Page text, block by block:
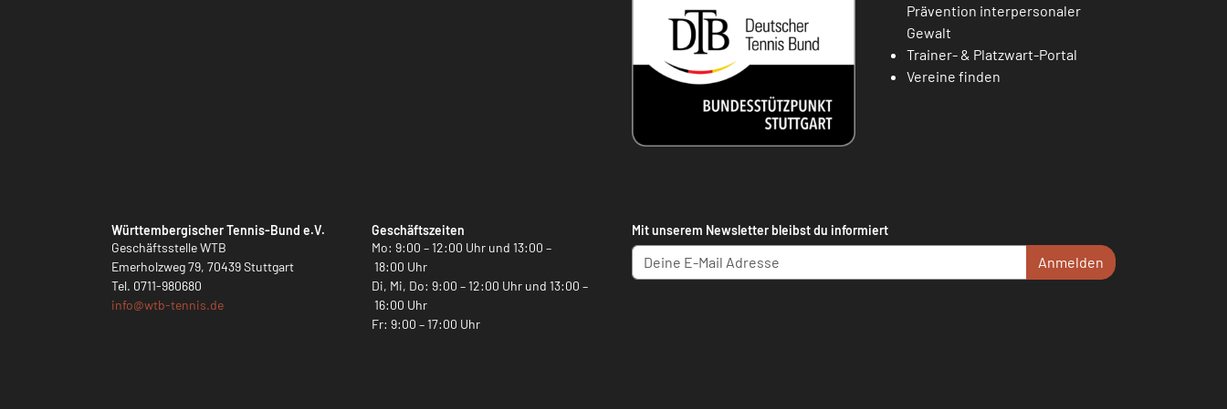
Prävention interpersonaler
Gewalt
Trainer- & Platzwart-Portal
Vereine finden
Württembergischer Tennis-Bund e.V.
Geschäftsstelle WTB
Emerholzweg 79, 70439 Stuttgart
Tel. 0711-980680
info@wtb-tennis.de
Geschäftszeiten
Mo: 9:00 – 12:00 Uhr und 13:00 –
18:00 Uhr
Di, Mi, Do: 9:00 – 12:00 Uhr und 13:00 –
16:00 Uhr
Fr: 9:00 – 17:00 Uhr
Mit unserem Newsletter bleibst du informiert
Anmelden